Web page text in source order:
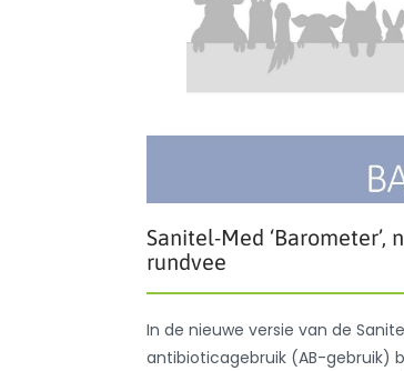
Sanitel-Med
rundvee
In de nieuwe versie van de
antibioticagebruik (AB-gebruik)